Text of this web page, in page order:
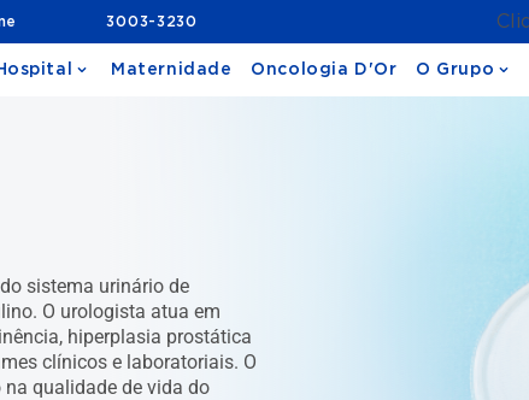
3003-3230
Maternidade Oncologia D'Or O Grupo
sistema urinário de
O urologista atua em
hiperplasia prostática
clínicos e laboratoriais. O
qualidade de vida do